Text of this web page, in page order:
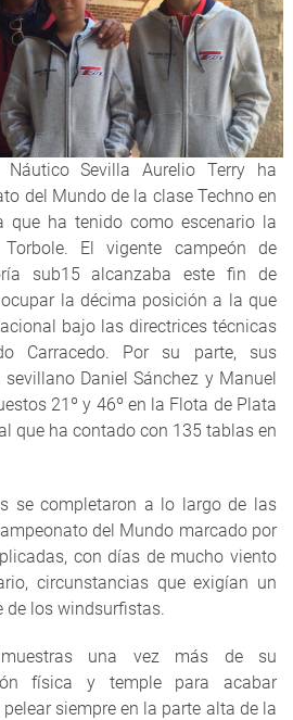
Sevilla Aurelio Terry ha
del Mundo de la clase Techno en
que ha tenido como escenario la
El vigente campeón de
sub15 alcanzaba este fin de
la décima posición a la que
bajo las directrices técnicas
Carracedo. Por su parte, sus
Daniel Sánchez y Manuel
21º y 46º en la Flota de Plata
que ha contado con 135 tablas en
se completaron a lo largo de las
del Mundo marcado por
con días de mucho viento
circunstancias que exigían un
de los windsurfistas.
una vez más de su
física y temple para acabar
siempre en la parte alta de la